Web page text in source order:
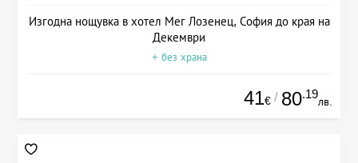
Изгодна нощувка в хотел Мег Лозенец, София до края на
Декември
+ без храна
41€ / 80.19
лв.